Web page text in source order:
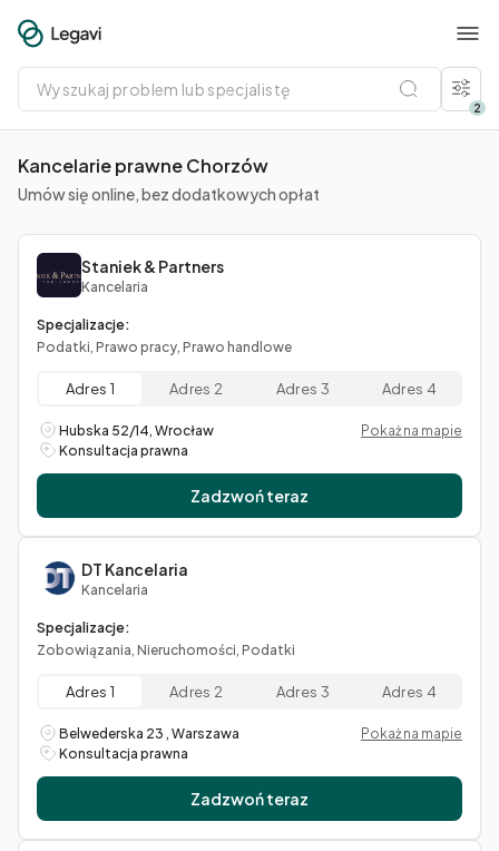
Wyszukaj
problem
lub
specjalistę
2
Kancelarie prawne Chorzów
Umów się online, bez dodatkowych opłat
Staniek & Partners
Kancelaria
Specjalizacje:
Podatki, Prawo pracy, Prawo handlowe
Adres 1 Adres 2 Adres 3 Adres 4
Hubska 52/14, Wrocław
Pokaż na mapie
Konsultacja prawna
Zadzwoń teraz
DT Kancelaria
Kancelaria
Specjalizacje:
Zobowiązania, Nieruchomości, Podatki
Adres 1 Adres 2 Adres 3 Adres 4
Belwederska 23 , Warszawa
Pokaż na mapie
Konsultacja prawna
Zadzwoń teraz